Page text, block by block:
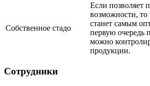
Собственное стадо
Если позволяет
возможности, то
станет самым
первую очередь
можно
продукции.
Сотрудники